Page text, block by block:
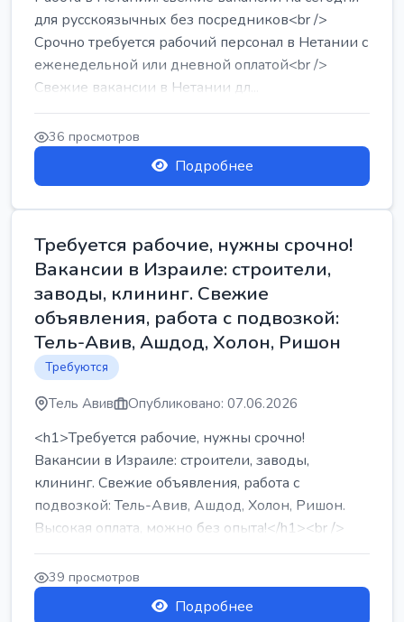
для русскоязычных без посредников<br />
Срочно требуется рабочий персонал в Нетании с
еженедельной или дневной оплатой<br />
Свежие вакансии в Нетании дл...
36 просмотров
Подробнее
Требуется рабочие, нужны срочно!
Вакансии в Израиле: строители,
заводы, клининг. Свежие
объявления, работа с подвозкой:
Тель-Авив, Ашдод, Холон, Ришон
Требуются
Тель Авив Опубликовано: 07.06.2026
<h1>Требуется рабочие, нужны срочно!
Вакансии в Израиле: строители, заводы,
клининг. Свежие объявления, работа с
подвозкой: Тель-Авив, Ашдод, Холон, Ришон.
Высокая оплата, можно без опыта!</h1><br />
...
39 просмотров
Подробнее